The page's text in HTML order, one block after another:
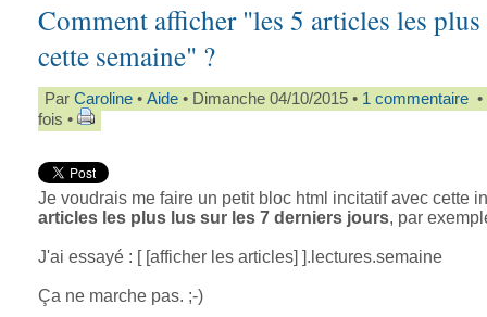
Comment afficher "les 5 articles les
cette semaine" ?
Par Caroline • Aide • Dimanche 04/10/2015 • 1 commentaire
fois •
Je voudrais me faire un petit bloc html incitatif avec cette
articles les plus lus sur les 7 derniers jours, par
J'ai essayé : [ [afficher les articles] ].lectures.semaine
Ça ne marche pas. ;-)